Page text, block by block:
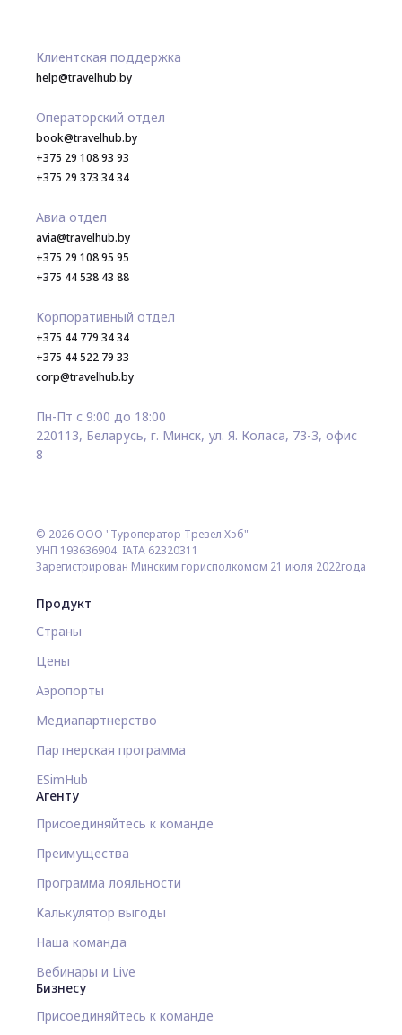
Клиентская поддержка
help@travelhub.by
Операторский отдел
book@travelhub.by
+375 29 108 93 93
+375 29 373 34 34
Авиа отдел
avia@travelhub.by
+375 29 108 95 95
+375 44 538 43 88
Корпоративный отдел
+375 44 779 34 34
+375 44 522 79 33
corp@travelhub.by
Пн-Пт с 9:00 до 18:00
220113, Беларусь, г. Минск, ул. Я. Коласа, 73-3, офис
8
© 2026 ООО "Туроператор Тревел Хэб"
УНП 193636904. IATA 62320311
Зарегистрирован Минским горисполкомом 21 июля 2022года
Продукт
Страны
Цены
Аэропорты
Медиапартнерство
Партнерская программа
ESimHub
Агенту
Присоединяйтесь к команде
Преимущества
Программа лояльности
Калькулятор выгоды
Наша команда
Вебинары и Live
Бизнесу
Присоединяйтесь к команде